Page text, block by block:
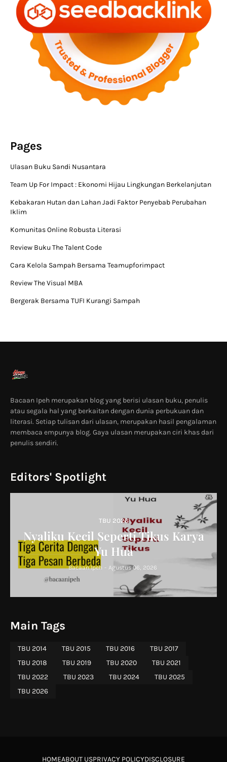
Pages
Ulasan Buku Sandi Nusantara
Team Up For Impact : Ekonomi Hijau Lingkungan Berkelanjutan
Kebakaran Hutan dan Lahan Jadi Faktor Penyebab Perubahan
Iklim
Komunitas Online Robusta Literasi
Review Buku The Talent Code
Cara Kelola Sampah Bersama Teamupforimpact
Review The Visual MBA
Bergerak Bersama TUFI Kurangi Sampah
Bacaan Ipeh merupakan blog yang berisi ulasan buku, penulis
atau segala hal yang berkaitan dengan dunia perbukuan dan
literasi. Setiap tulisan dari ulasan, merupakan hasil pengalaman
membaca empunya blog. Gaya ulasan merupakan ciri khas dari
penulis sendiri.
Editors' Spotlight
TBU 2026
Nyaliku Kecil Seperti Tikus Karya
Yu Hua
Bacaan Ipeh - Agustus 06, 2026
Main Tags
TBU 2014 TBU 2015 TBU 2016
TBU 2017
TBU 2018
TBU 2019 TBU 2020
TBU 2021
TBU 2022
TBU 2023 TBU 2024
TBU 2025
TBU 2026
HOMEABOUT USPRIVACY POLICYDISCLOSURE